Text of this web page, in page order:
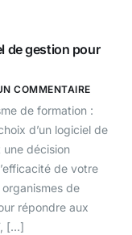
de gestion pour
COMMENTAIRE
de formation :
d’un logiciel de
décision
de votre
de
répondre aux
[…]